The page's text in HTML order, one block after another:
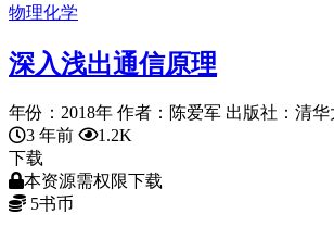
物理化学
深入浅出通信原理
年份：2018年 作者：陈爱军 出版社：清华
3 年前
1.2K
下载
本资源需权限下载
5书币